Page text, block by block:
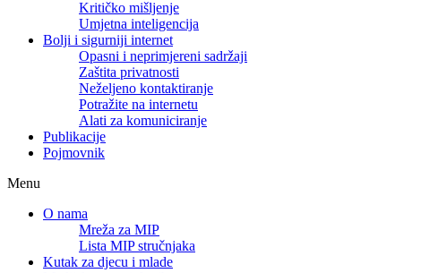
Kritičko mišljenje
Umjetna inteligencija
Bolji i sigurniji internet
Opasni i neprimjereni sadržaji
Zaštita privatnosti
Neželjeno kontaktiranje
Potražite na internetu
Alati za komuniciranje
Publikacije
Pojmovnik
Menu
O nama
Mreža za MIP
Lista MIP stručnjaka
Kutak za djecu i mlade